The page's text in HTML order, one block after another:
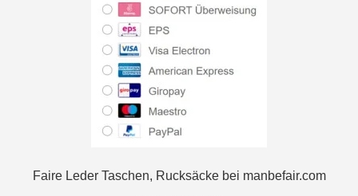
Faire Leder Taschen, Rucksäcke bei manbefair.com